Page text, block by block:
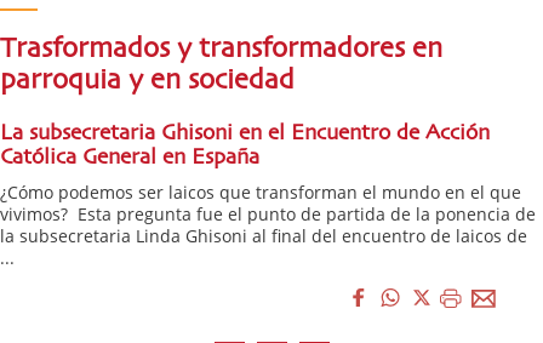
Trasformados y transformadores en
parroquia y en sociedad
La subsecretaria Ghisoni en el Encuentro de Acción
Católica General en España
¿Cómo podemos ser laicos que transforman el mundo en el que
vivimos? Esta pregunta fue el punto de partida de la ponencia de
la subsecretaria Linda Ghisoni al final del encuentro de laicos de
...